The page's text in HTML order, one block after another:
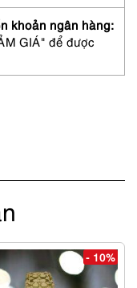
khoản ngân hàng:
GIÁ" để được
- 10%